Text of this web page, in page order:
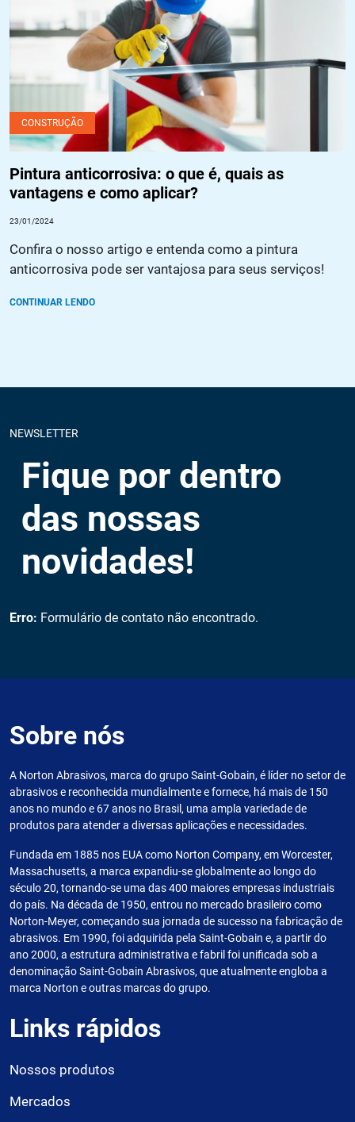
CONSTRUÇÃO
Pintura anticorrosiva: o que é, quais as
vantagens e como aplicar?
23/01/2024
Confira o nosso artigo e entenda como a pintura
anticorrosiva pode ser vantajosa para seus serviços!
CONTINUAR LENDO
NEWSLETTER
Fique por dentro
das nossas
novidades!
Erro: Formulário de contato não encontrado.
Sobre nós
A Norton Abrasivos, marca do grupo Saint-Gobain, é líder no setor de
abrasivos e reconhecida mundialmente e fornece, há mais de 150
anos no mundo e 67 anos no Brasil, uma ampla variedade de
produtos para atender a diversas aplicações e necessidades.
Fundada em 1885 nos EUA como Norton Company, em Worcester,
Massachusetts, a marca expandiu-se globalmente ao longo do
século 20, tornando-se uma das 400 maiores empresas industriais
do país. Na década de 1950, entrou no mercado brasileiro como
Norton-Meyer, começando sua jornada de sucesso na fabricação de
abrasivos. Em 1990, foi adquirida pela Saint-Gobain e, a partir do
ano 2000, a estrutura administrativa e fabril foi unificada sob a
denominação Saint-Gobain Abrasivos, que atualmente engloba a
marca Norton e outras marcas do grupo.
Links rápidos
Nossos produtos
Mercados